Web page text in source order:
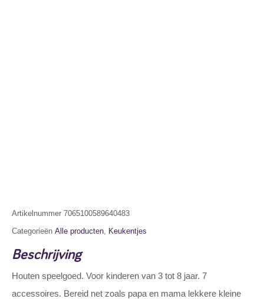
Artikelnummer 7065100589640483
Categorieën Alle producten, Keukentjes
Beschrijving
Houten speelgoed. Voor kinderen van 3 tot 8 jaar. 7
accessoires. Bereid net zoals papa en mama lekkere kleine